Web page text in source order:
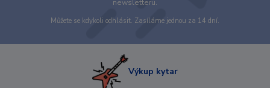
newsletteru.
Můžete se kdykoli odhlásit. Zasíláme jednou za 14 dní.
Výkup kytar